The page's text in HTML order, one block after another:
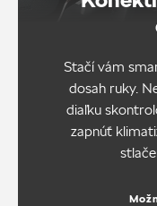
Stačí vám
dosah ruky.
diaľku
zapnúť